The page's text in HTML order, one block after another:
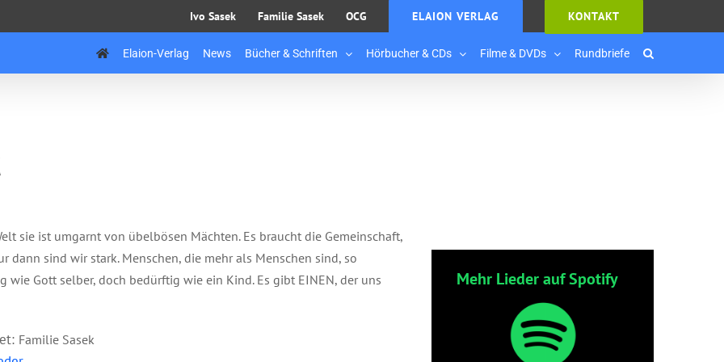
Ivo Sasek Familie Sasek OCG ELAION VERLAG KONTAKT
Elaion-Verlag News Bücher & Schriften Hörbucher & CDs Filme & DVDs Rundbriefe
sie ist umgarnt von übelbösen Mächten. Es braucht die Gemeinschaft,
dann sind wir stark. Menschen, die mehr als Menschen sind, so
wie Gott selber, doch bedürftig wie ein Kind. Es gibt EINEN, der uns
Familie Sasek
Mehr Lieder auf Spotify